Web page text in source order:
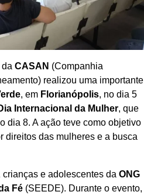
CASAN (Companhia
realizou uma importante
, em Florianópolis, no dia 5
Internacional da Mulher, que
dia 8. A ação teve como objetivo
direitos das mulheres e a busca
e adolescentes da ONG
Fé (SEEDE). Durante o evento,